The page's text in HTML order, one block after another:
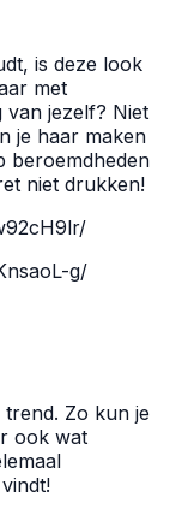
is deze look
met
van jezelf? Niet
je haar maken
beroemdheden
niet drukken!
g/
Zo kun je
ook wat